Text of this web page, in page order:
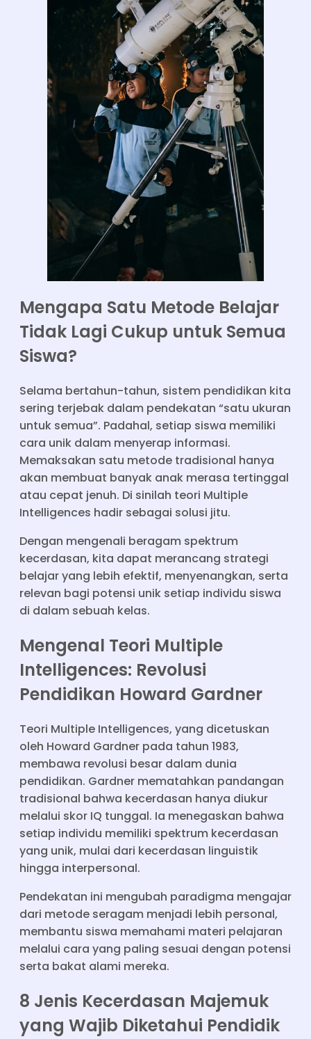
Mengapa Satu Metode Belajar
Tidak Lagi Cukup untuk Semua
Siswa?
Selama bertahun-tahun, sistem pendidikan kita
sering terjebak dalam pendekatan “satu ukuran
untuk semua”. Padahal, setiap siswa memiliki
cara unik dalam menyerap informasi.
Memaksakan satu metode tradisional hanya
akan membuat banyak anak merasa tertinggal
atau cepat jenuh. Di sinilah teori Multiple
Intelligences hadir sebagai solusi jitu.
Dengan mengenali beragam spektrum
kecerdasan, kita dapat merancang strategi
belajar yang lebih efektif, menyenangkan, serta
relevan bagi potensi unik setiap individu siswa
di dalam sebuah kelas.
Mengenal Teori Multiple
Intelligences: Revolusi
Pendidikan Howard Gardner
Teori Multiple Intelligences, yang dicetuskan
oleh Howard Gardner pada tahun 1983,
membawa revolusi besar dalam dunia
pendidikan. Gardner mematahkan pandangan
tradisional bahwa kecerdasan hanya diukur
melalui skor IQ tunggal. Ia menegaskan bahwa
setiap individu memiliki spektrum kecerdasan
yang unik, mulai dari kecerdasan linguistik
hingga interpersonal.
Pendekatan ini mengubah paradigma mengajar
dari metode seragam menjadi lebih personal,
membantu siswa memahami materi pelajaran
melalui cara yang paling sesuai dengan potensi
serta bakat alami mereka.
8 Jenis Kecerdasan Majemuk
yang Wajib Diketahui Pendidik